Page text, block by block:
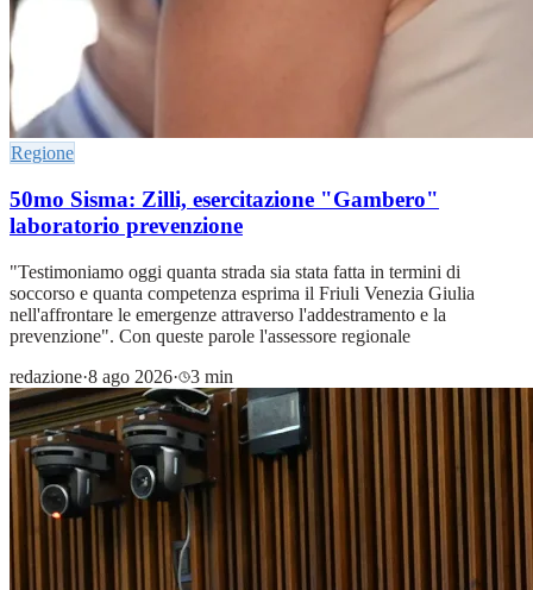
Regione
50mo Sisma: Zilli, esercitazione "Gambero"
laboratorio prevenzione
"Testimoniamo oggi quanta strada sia stata fatta in termini di
soccorso e quanta competenza esprima il Friuli Venezia Giulia
nell'affrontare le emergenze attraverso l'addestramento e la
prevenzione". Con queste parole l'assessore regionale
redazione·8 ago 2026· 3 min